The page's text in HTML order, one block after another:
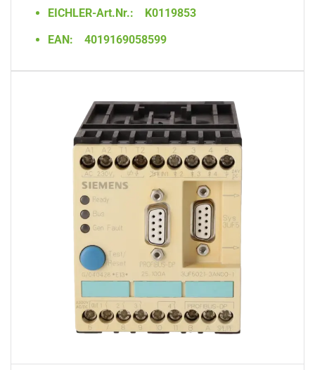
EICHLER-Art.Nr.:
K0119853
EAN:
4019169058599